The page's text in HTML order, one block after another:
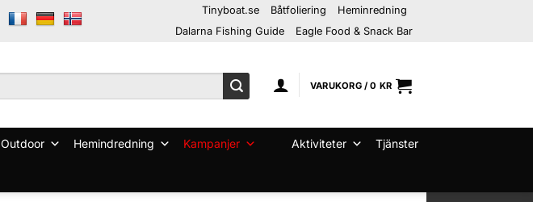
Tinyboat.se Båtfoliering
Heminredning
Dalarna Fishing Guide
Eagle Food & Snack Bar
VARUKORG /0 KR
Outdoor Hemindredning Kampanjer Aktiviteter Tjänster